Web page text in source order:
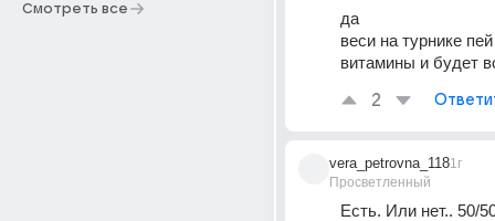
Смотреть все
да
веси на турнике
витамины и будет
2
vera_petrovna_118
Просветленный
1г
Есть. Или нет.. 50/